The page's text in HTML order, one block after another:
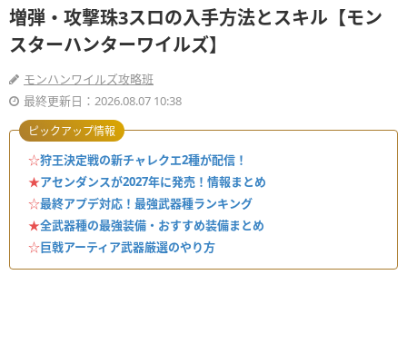
増弾・攻撃珠3スロの入手方法とスキル【モン
スターハンターワイルズ】
モンハンワイルズ攻略班
最終更新日：2026.08.07 10:38
☆狩王決定戦の新チャレクエ2種が配信！
★アセンダンスが2027年に発売！情報まとめ
☆最終アプデ対応！最強武器種ランキング
★全武器種の最強装備・おすすめ装備まとめ
☆巨戟アーティア武器厳選のやり方
ピックアップ情報